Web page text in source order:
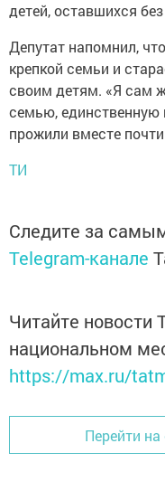
детей, оставшихся
Депутат напомнил,
крепкой семьи и
своим детям. «Я сам
семью,
прожили вместе
ТИ
Следите за
Telegram-канале
Читайте новости
национальном
https://max.ru/
Перейти